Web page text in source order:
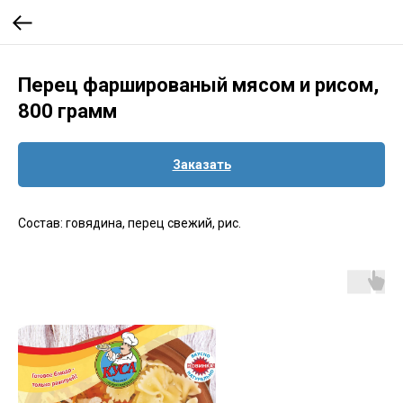
Перец фаршированый мясом и рисом,
800 грамм
Заказать
Состав: говядина, перец свежий, рис.